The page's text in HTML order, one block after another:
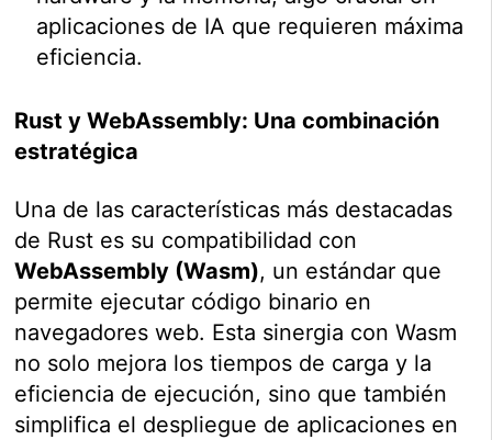
aplicaciones de IA que requieren máxima
eficiencia.
Rust y WebAssembly: Una combinación
estratégica
Una de las características más destacadas
de Rust es su compatibilidad con
WebAssembly (Wasm), un estándar que
permite ejecutar código binario en
navegadores web. Esta sinergia con Wasm
no solo mejora los tiempos de carga y la
eficiencia de ejecución, sino que también
simplifica el despliegue de aplicaciones en